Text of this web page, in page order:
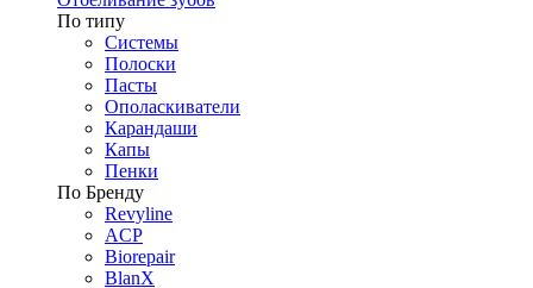
По типу
Системы
Полоски
Пасты
Ополаскиватели
Карандаши
Капы
Пенки
По Бренду
Revyline
ACP
Biorepair
BlanX